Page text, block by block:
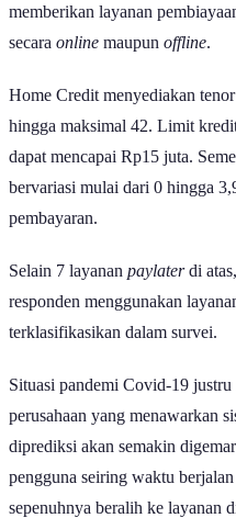
memberikan layanan
secara online maupun offline.
Home Credit menyediakan
hingga maksimal 42. Limit
dapat mencapai Rp15 juta.
bervariasi mulai dari 0 hingga
pembayaran.
Selain 7 layanan paylaterdi
responden menggunakan
terklasifikasikan dalam survei.
Situasi pandemi Covid-19
perusahaan yang menawarkan
diprediksi akan semakin
pengguna seiring waktu
sepenuhnya beralih ke layanan